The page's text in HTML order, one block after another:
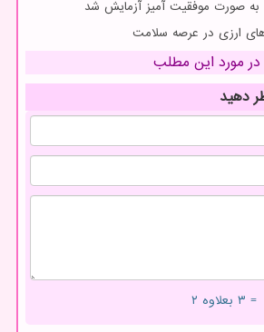
به صورت موفقیت آمیز آزمایش شد
ارزی در عرصه سلامت
در مورد این مطلب
دهید
= ۳ بعلاوه ۲